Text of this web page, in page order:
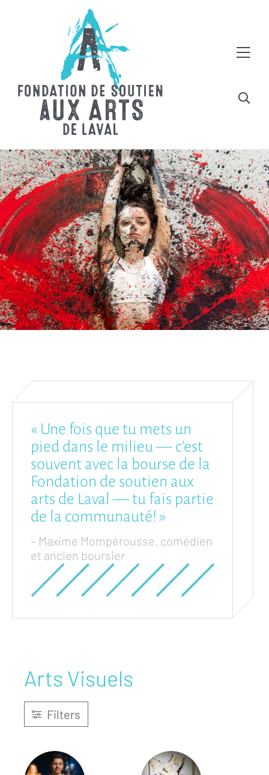
« Une fois que tu mets un
pied dans le milieu — c’est
souvent avec la bourse de la
Fondation de soutien aux
arts de Laval — tu fais partie
de la communauté! »
– Maxime Mompérousse, comédien
et ancien boursier
Arts Visuels
Filters